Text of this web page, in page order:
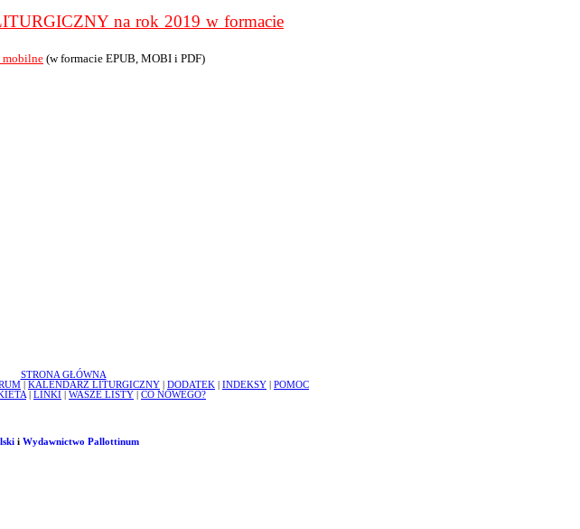
na rok 2019 w formacie
mobilne (w formacie EPUB, MOBI i PDF)
STRONA GŁÓWNA
KALENDARZ LITURGICZNY DODATEK INDEKSY
POMOC
LINKI WASZE LISTY CO NOWEGO?
i Wydawnictwo Pallottinum